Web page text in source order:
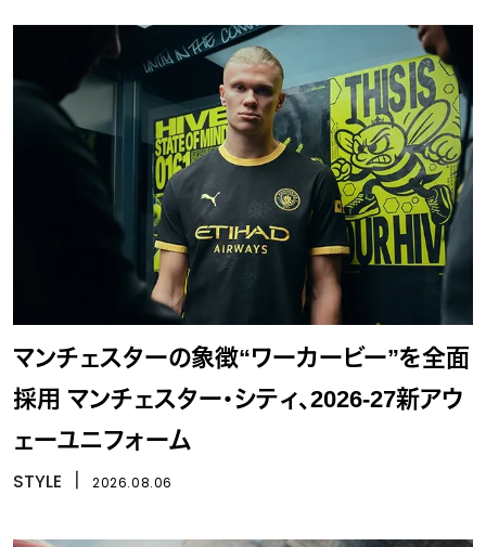
マンチェスターの象徴“ワーカービー”を全面
採用 マンチェスター・シティ、2026-27新アウ
ェーユニフォーム
STYLE 2026.08.06